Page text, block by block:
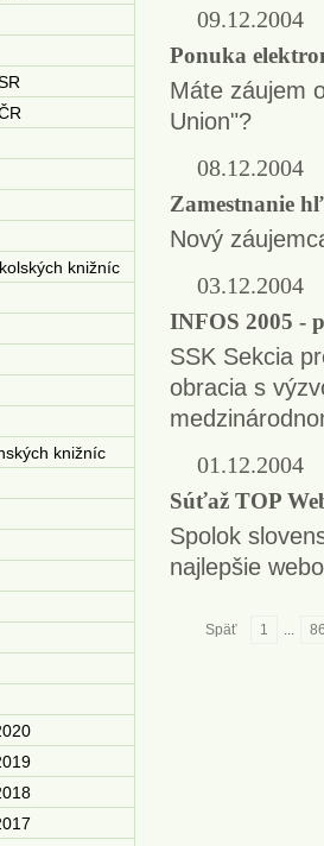
09.12.2004
Ponuka
Máte záujem
Union"?
08.12.2004
Zamestnanie
Nový
03.12.2004
INFOS 2005 -
SSK Sekcia
obracia s
01.12.2004
Súťaž TOP
Spolok
najlepšie
Späť 1 ...
knižníc
knižníc